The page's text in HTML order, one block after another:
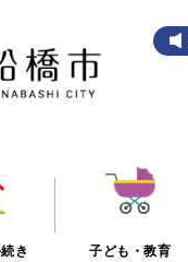
き 子ども・教育